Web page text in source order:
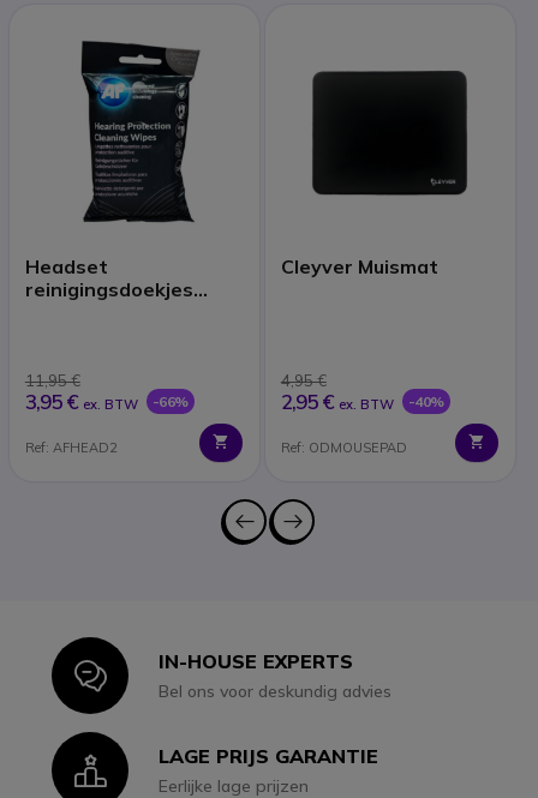
Headset
reinigingsdoekjes
11,95 €
3,95 € ex. BTW -66%
Ref: AFHEAD2
Cleyver Muismat
4,95 €
2,95 € ex. BTW -40%
Ref: ODMOUSEPAD
IconIN-HOUSE EXPERTS
Bel ons voor deskundig advies
IconLAGE PRIJS GARANTIE
Eerlijke lage prijzen